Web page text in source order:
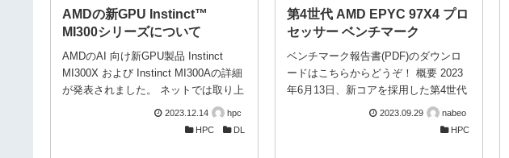
AMDの新GPU Instinct™
MI300シリーズについて
AMDのAI 向け新GPU製品 Instinct
MI300X および Instinct MI300Aの詳細
が発表されました。 ネットでは取り上
げられなかった 情報も交えて紹介いた
します。 ■Instinct MI300Xについて 図
2023.12.14
hpc
HPC
DL
第4世代 AMD EPYC 97X4 プロ
セッサー ベンチマーク
ベンチマーク報告書(PDF)のダウンロ
ードはこちらからどうぞ！ 概要 2023
年6月13日、新コアを採用した第4世代
AMD EPYC™ 97X4 プロセッサー（開
発コード名：Bergamo）がリリースさ
2023.09.29
nabeo
HPC